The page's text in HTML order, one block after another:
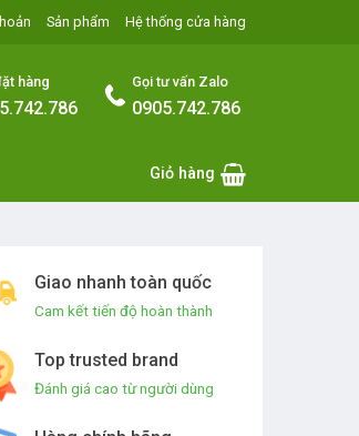
Sản phẩm Hệ thống cửa hàng
hàng Gọi tư vấn Zalo
0905.742.786
Giỏ hàng
Giao nhanh toàn quốc
Cam kết tiến độ hoàn thành
Top trusted brand
Đánh giá cao từ người dùng